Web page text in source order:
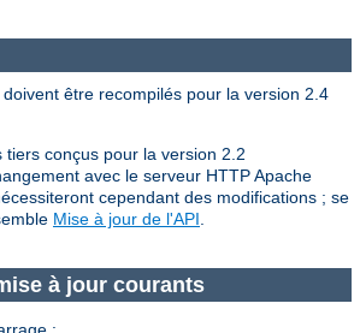
être recompilés pour la version 2.4
tiers conçus pour la version 2.2
avec le serveur HTTP Apache
cependant des modifications ; se
Mise à jour de l'API
à jour courants